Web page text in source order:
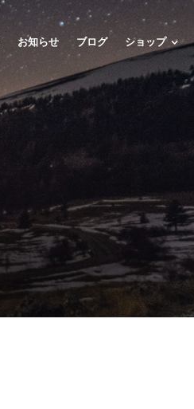
お知らせ ブログ ショップ